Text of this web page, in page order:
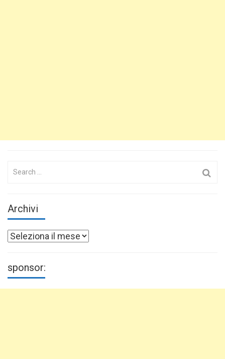
Search
Archivi
Archivi
sponsor: